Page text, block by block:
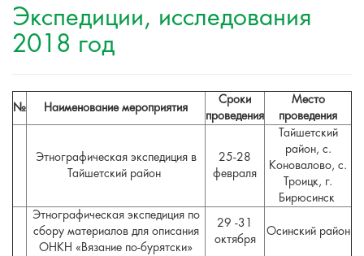
Экспедиции, исследования
2018 год
№ Наименование мероприятия
Сроки
проведения
Место
проведения
Этнографическая экспедиция в
Тайшетский район
25-28
февраля
Тайшетский
район, с.
Коновалово, с.
Троицк, г.
Бирюсинск
Этнографическая экспедиция по
сбору материалов для описания
ОНКН «Вязание по-бурятски»
29 -31
октября
Осинский район